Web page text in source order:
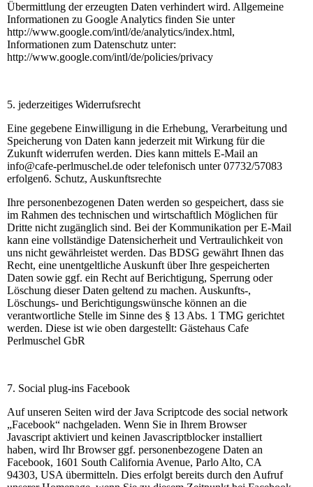
Übermittlung der erzeugten Daten verhindert wird. Allgemeine
Informationen zu Google Analytics finden Sie unter
http://www.google.com/intl/de/analytics/index.html,
Informationen zum Datenschutz unter:
http://www.google.com/intl/de/policies/privacy
5. jederzeitiges Widerrufsrecht
Eine gegebene Einwilligung in die Erhebung, Verarbeitung und
Speicherung von Daten kann jederzeit mit Wirkung für die
Zukunft widerrufen werden. Dies kann mittels E-Mail an
info@cafe-perlmuschel.de oder telefonisch unter 07732/57083
erfolgen6. Schutz, Auskunftsrechte
Ihre personenbezogenen Daten werden so gespeichert, dass sie
im Rahmen des technischen und wirtschaftlich Möglichen für
Dritte nicht zugänglich sind. Bei der Kommunikation per E-Mail
kann eine vollständige Datensicherheit und Vertraulichkeit von
uns nicht gewährleistet werden. Das BDSG gewährt Ihnen das
Recht, eine unentgeltliche Auskunft über Ihre gespeicherten
Daten sowie ggf. ein Recht auf Berichtigung, Sperrung oder
Löschung dieser Daten geltend zu machen. Auskunfts-,
Löschungs- und Berichtigungswünsche können an die
verantwortliche Stelle im Sinne des § 13 Abs. 1 TMG gerichtet
werden. Diese ist wie oben dargestellt: Gästehaus Cafe
Perlmuschel GbR
7. Social plug-ins Facebook
Auf unseren Seiten wird der Java Scriptcode des social network
„Facebook“ nachgeladen. Wenn Sie in Ihrem Browser
Javascript aktiviert und keinen Javascriptblocker installiert
haben, wird Ihr Browser ggf. personenbezogene Daten an
Facebook, 1601 South California Avenue, Parlo Alto, CA
94303, USA übermitteln. Dies erfolgt bereits durch den Aufruf